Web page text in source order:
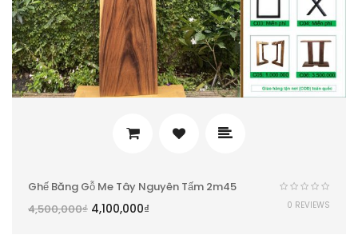
Ghế Băng Gỗ Me Tây Nguyên Tấm 2m45
4,500,000₫ 4,100,000₫ 0 REVIEWS